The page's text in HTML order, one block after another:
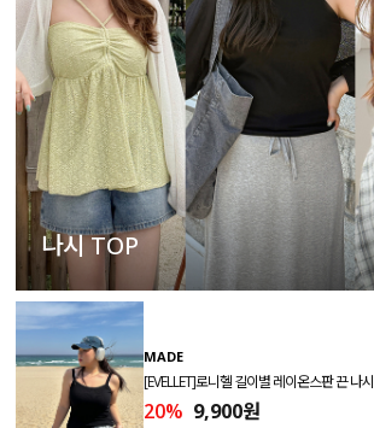
나시 TOP
MADE
[EVELLET]로니헬 길이별 레이온스판 끈 나시
20% 9,900원